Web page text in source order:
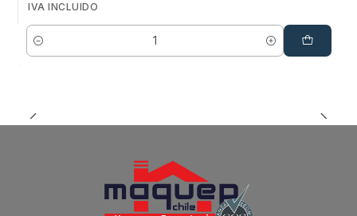
IVA INCLUIDO
Cantidad